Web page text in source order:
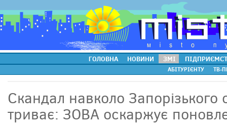
ГОЛОВНА НОВИНИ ЗМІ
АБІТУРІЄНТУ ТВ-
Скандал навколо Запорізького
триває: ЗОВА оскаржує